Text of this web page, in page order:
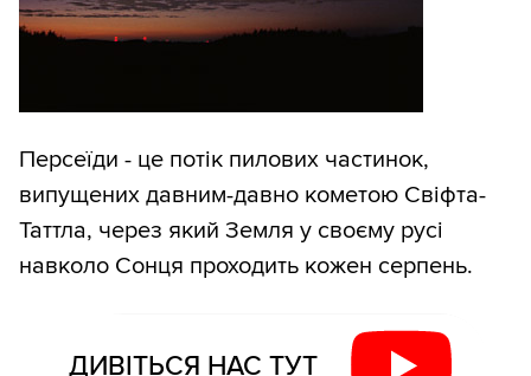
Персеїди - це потік пилових частинок,
випущених давним-давно кометою Свіфта-
Таттла, через який Земля у своєму русі
навколо Сонця проходить кожен серпень.
ДИВІТЬСЯ НАС ТУТ